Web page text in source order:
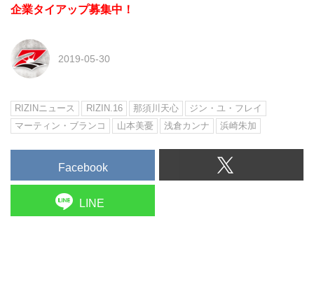
企業タイアップ募集中！
2019-05-30
RIZINニュース RIZIN.16 那須川天心
ジン・ユ・フレイ
マーティン・ブランコ
山本美憂 浅倉カンナ 浜崎朱加
Facebook
LINE